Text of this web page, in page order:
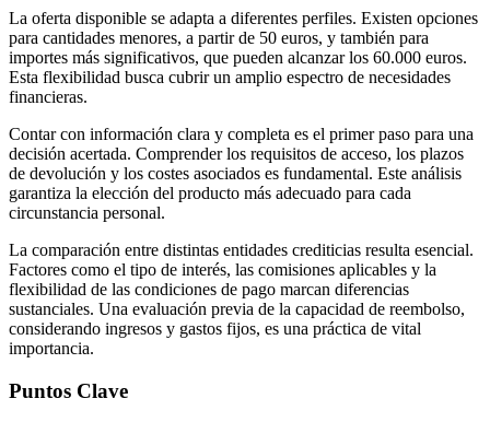
La oferta disponible se adapta a diferentes perfiles. Existen opciones
para cantidades menores, a partir de 50 euros, y también para
importes más significativos, que pueden alcanzar los 60.000 euros.
Esta flexibilidad busca cubrir un amplio espectro de necesidades
financieras.
Contar con información clara y completa es el primer paso para una
decisión acertada. Comprender los requisitos de acceso, los plazos
de devolución y los costes asociados es fundamental. Este análisis
garantiza la elección del producto más adecuado para cada
circunstancia personal.
La comparación entre distintas entidades crediticias resulta esencial.
Factores como el tipo de interés, las comisiones aplicables y la
flexibilidad de las condiciones de pago marcan diferencias
sustanciales. Una evaluación previa de la capacidad de reembolso,
considerando ingresos y gastos fijos, es una práctica de vital
importancia.
Puntos Clave